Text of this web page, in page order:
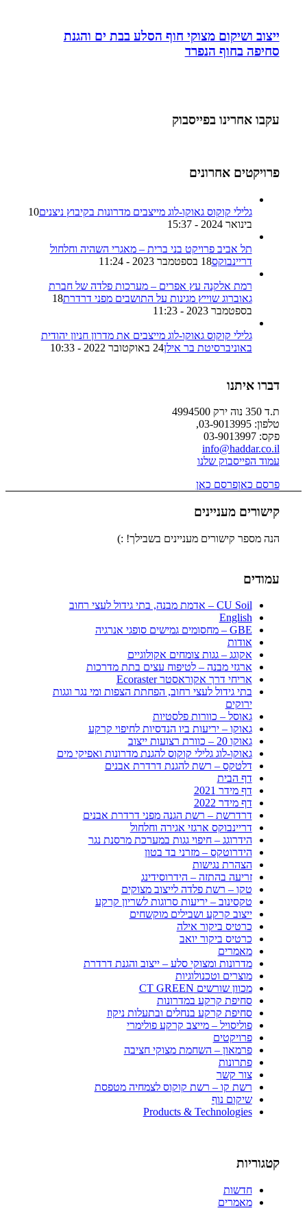
ייצוב ושיקום מצוקי חוף הסלע בבת ים והגנת
סחיפה בחוף הנפרד
עקבו אחרינו בפייסבוק
פרויקטים אחרונים
גלילי קוקוס גאוקו-לוג מייצבים מדרונות בקיבוץ ניצנים10
בינואר 2024 - 15:37
תל אביב פרויקט בני ברית – מאגרי השהיה וחלחול
דריינבוקס18 בספטמבר 2023 - 11:24
רמת אלקנה עץ אפרים – מערכות פלדה של חברת
גאוברוג שוייץ מגינות על התושבים מפני דרדרת18
בספטמבר 2023 - 11:23
גלילי קוקוס גאוקו-לוג מייצבים את מדרון חניון יהודית
באוניברסיטת בר אילן24 באוקטובר 2022 - 10:33
דברו איתנו
ת.ד 350 נוה ירק 4994500
טלפון: 03-9013995,
פקס: 03-9013997
info@haddar.co.il
עמוד הפייסבוק שלנו
פרסם כאןפרסם כאן
קישורים מעניינים
הנה מספר קישורים מעניינים בשבילך! :)
עמודים
CU Soil – אדמת מבנה, בתי גידול לעצי רחוב
English
GBE – מחסומים גמישים סופגי אנרגיה
אודות
אקוגג – גגות צומחים אקולוגיים
ארגזי מבנה – לטיפוח עצים בתת מדרכות
אריחי דרך אקוראסטר Ecoraster
בתי גידול לעצי רחוב, הפחתת הצפות ומי נגר וגגות
ירוקים
גאוסל – כוורות פלסטיות
גאוקו – יריעות ביו הנדסיות לחיפוי קרקע
גאוקו 20 – כוורת רצועות ייצוב
גאוקו-לוג גלילי קוקוס להגנת מדרונות ואפיקי מים
דלטקס – רשת להגנת דרדרת אבנים
דף הבית
דף מידר 2021
דף מידר 2022
דרדרשת – רשת הגנה מפני דרדרת אבנים
דריינבוקס ארגזי אגירה וחלחול
הידרוגג – חיפוי גגות במערכת מרסנת נגר
הידרוטקס – מזרני בד בטון
הצהרת נגישות
זריעה בהתזה – הידרוסידינג
טקו – רשת פלדה לייצוב מצוקים
טקסינוב – יריעות סרוגות לשריון קרקע
ייצוב קרקע ושבילים מוקשחים
כרטיס ביקור אילה
כרטיס ביקור יואב
מאמרים
מדרונות ומצוקי סלע – ייצוב והגנת דרדרת
מוצרים וטכנולוגיות
מכוון שורשים CT GREEN
סחיפת קרקע במדרונות
סחיפת קרקע בנחלים ובתעלות ניקוז
פוליסויל – מייצב קרקע פולימרי
פרויקטים
פרמאון – השחמת מצוקי חציבה
פתרונות
צור קשר
רשת קו – רשת קוקוס לצמחיה מטפסת
שיקום נוף
Products & Technologies
קטגוריות
חדשות
מאמרים